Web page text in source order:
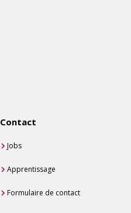
Contact
Jobs
Apprentissage
Formulaire de contact